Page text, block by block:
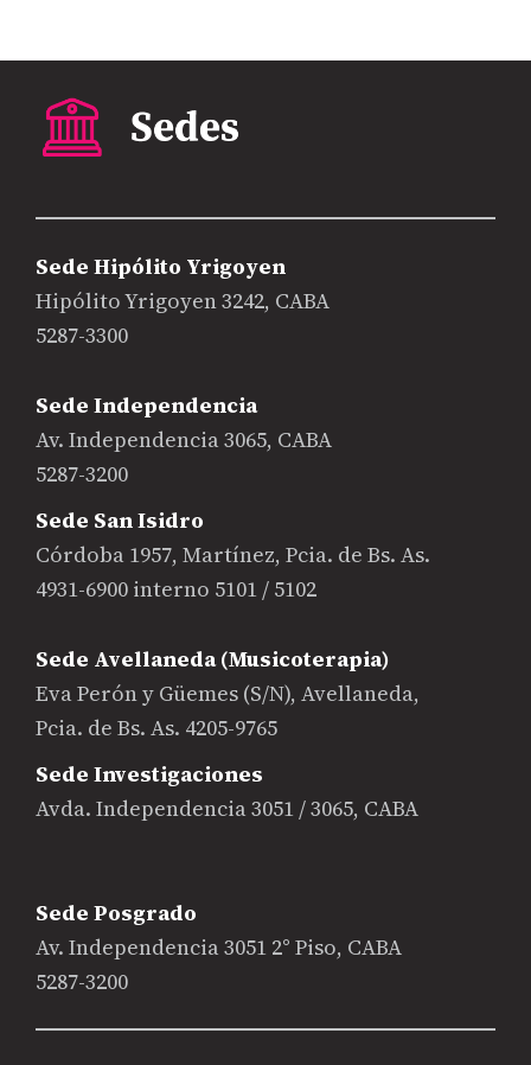
Sede Hipólito Yrigoyen
Hipólito Yrigoyen 3242, CABA
5287-3300
Sede Independencia
Av. Independencia 3065, CABA
5287-3200
Sede San Isidro
Córdoba 1957, Martínez, Pcia. de Bs. As.
4931-6900 interno 5101 / 5102
Sede Avellaneda (Musicoterapia)
Eva Perón y Güemes (S/N), Avellaneda,
Pcia. de Bs. As. 4205-9765
Sede Investigaciones
Avda. Independencia 3051 / 3065, CABA
Sede Posgrado
Av. Independencia 3051 2° Piso, CABA
5287-3200